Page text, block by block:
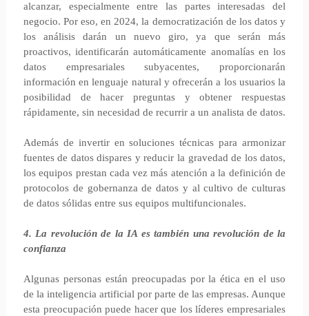
alcanzar, especialmente entre las partes interesadas del
negocio. Por eso, en 2024, la democratización de los datos y
los análisis darán un nuevo giro, ya que serán más
proactivos, identificarán automáticamente anomalías en los
datos empresariales subyacentes, proporcionarán
información en lenguaje natural y ofrecerán a los usuarios la
posibilidad de hacer preguntas y obtener respuestas
rápidamente, sin necesidad de recurrir a un analista de datos.
Además de invertir en soluciones técnicas para armonizar
fuentes de datos dispares y reducir la gravedad de los datos,
los equipos prestan cada vez más atención a la definición de
protocolos de gobernanza de datos y al cultivo de culturas
de datos sólidas entre sus equipos multifuncionales.
4. La revolución de la IA es también una revolución de la
confianza
Algunas personas están preocupadas por la ética en el uso
de la inteligencia artificial por parte de las empresas. Aunque
esta preocupación puede hacer que los líderes empresariales